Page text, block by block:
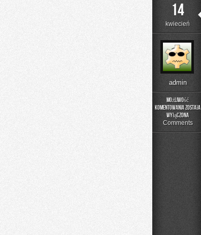
14
kwiecień
admin
Możliwość
komentowania
Zdrowie
Regeneracja
została
wyłączona
Comments